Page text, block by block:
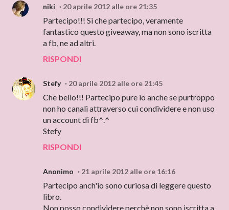
niki 20 aprile 2012 alle ore 21:35
Partecipo!!! Sì che partecipo, veramente
fantastico questo giveaway, ma non sono iscritta
a fb, ne ad altri.
RISPONDI
Stefy 20 aprile 2012 alle ore 21:45
Che bello!!! Partecipo pure io anche se purtroppo
non ho canali attraverso cui condividere e non uso
un account di fb^.^
Stefy
RISPONDI
Anonimo 21 aprile 2012 alle ore 16:16
Partecipo anch'io sono curiosa di leggere questo
libro.
Non posso condividere perchè non sono iscritta a